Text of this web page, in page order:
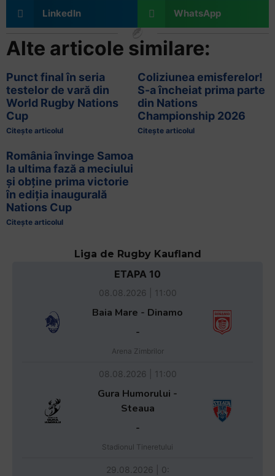
LinkedIn WhatsApp
Alte articole similare:
Punct final în seria
testelor de vară din
World Rugby Nations
Cup
Citește articolul
Coliziunea emisferelor!
S-a încheiat prima parte
din Nations
Championship 2026
Citește articolul
România învinge Samoa
la ultima fază a meciului
și obține prima victorie
în ediția inaugurală
Nations Cup
Citește articolul
Liga de Rugby Kaufland
ETAPA 10
08.08.2026 | 11:00
Baia Mare - Dinamo
-
Arena Zimbrilor
08.08.2026 | 11:00
Gura Humorului -
Steaua
-
Stadionul Tineretului
29.08.2026 | 0: